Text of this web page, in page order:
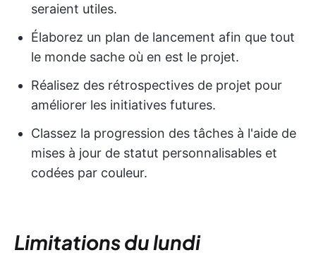
seraient utiles.
Élaborez un plan de lancement afin que tout
le monde sache où en est le projet.
Réalisez des rétrospectives de projet pour
améliorer les initiatives futures.
Classez la progression des tâches à l'aide de
mises à jour de statut personnalisables et
codées par couleur.
Limitations du lundi